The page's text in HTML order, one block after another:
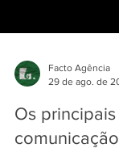
29 de ago. de
Os